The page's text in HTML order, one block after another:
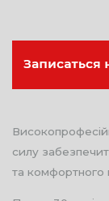
силу
та комфортного